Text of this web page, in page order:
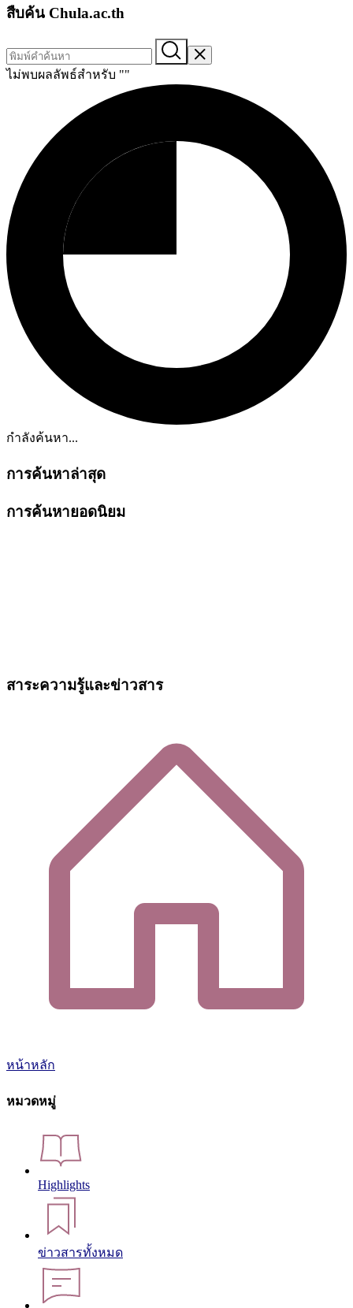
สืบค้น Chula.ac.th
ไม่พบผลลัพธ์สำหรับ ""
กำลังค้นหา...
การค้นหาล่าสุด
การค้นหายอดนิยม
สาระความรู้และข่าวสาร
หน้าหลัก
หมวดหมู่
Highlights
ข่าวสารทั้งหมด